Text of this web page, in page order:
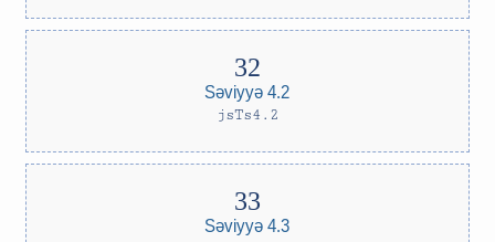
Səviyyə 4.2
jsTs4.2
Səviyyə 4.3